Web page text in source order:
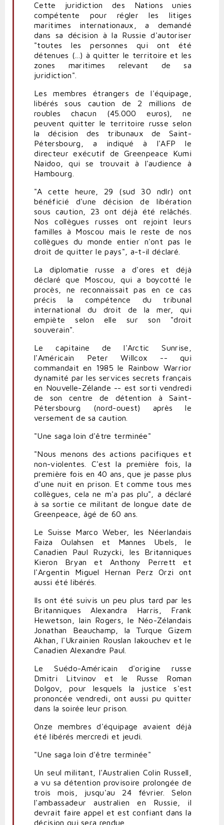
Cette juridiction des Nations unies
compétente pour régler les litiges
maritimes internationaux, a demandé
dans sa décision à la Russie d'autoriser
"toutes les personnes qui ont été
détenues (...) à quitter le territoire et les
zones maritimes relevant de sa
juridiction".
Les membres étrangers de l'équipage,
libérés sous caution de 2 millions de
roubles chacun (45.000 euros), ne
peuvent quitter le territoire russe selon
la décision des tribunaux de Saint-
Pétersbourg, a indiqué à l'AFP le
directeur exécutif de Greenpeace Kumi
Naidoo, qui se trouvait à l'audience à
Hambourg.
"A cette heure, 29 (sud 30 ndlr) ont
bénéficié d'une décision de libération
sous caution, 23 ont déjà été relâchés.
Nos collègues russes ont rejoint leurs
familles à Moscou mais le reste de nos
collègues du monde entier n'ont pas le
droit de quitter le pays", a-t-il déclaré.
La diplomatie russe a d'ores et déjà
déclaré que Moscou, qui a boycotté le
procès, ne reconnaissait pas en ce cas
précis la compétence du tribunal
international du droit de la mer, qui
empiète selon elle sur son "droit
souverain".
Le capitaine de l'Arctic Sunrise,
l'Américain Peter Willcox -- qui
commandait en 1985 le Rainbow Warrior
dynamité par les services secrets français
en Nouvelle-Zélande -- est sorti vendredi
de son centre de détention à Saint-
Pétersbourg (nord-ouest) après le
versement de sa caution.
"Une saga loin d'être terminée"
"Nous menons des actions pacifiques et
non-violentes. C'est la première fois, la
première fois en 40 ans, que je passe plus
d'une nuit en prison. Et comme tous mes
collègues, cela ne m'a pas plu", a déclaré
à sa sortie ce militant de longue date de
Greenpeace, âgé de 60 ans.
Le Suisse Marco Weber, les Néerlandais
Faiza Oulahsen et Mannes Ubels, le
Canadien Paul Ruzycki, les Britanniques
Kieron Bryan et Anthony Perrett et
l'Argentin Miguel Hernan Perz Orzi ont
aussi été libérés.
Ils ont été suivis un peu plus tard par les
Britanniques Alexandra Harris, Frank
Hewetson, Iain Rogers, le Néo-Zélandais
Jonathan Beauchamp, la Turque Gizem
Akhan, l'Ukrainien Rouslan Iakouchev et le
Canadien Alexandre Paul.
Le Suédo-Américain d'origine russe
Dmitri Litvinov et le Russe Roman
Dolgov, pour lesquels la justice s'est
prononcée vendredi, ont aussi pu quitter
dans la soirée leur prison.
Onze membres d'équipage avaient déjà
été libérés mercredi et jeudi.
"Une saga loin d'être terminée"
Un seul militant, l'Australien Colin Russell,
a vu sa détention provisoire prolongée de
trois mois, jusqu'au 24 février. Selon
l'ambassadeur australien en Russie, il
devrait faire appel et est confiant dans la
décision qui sera rendue.